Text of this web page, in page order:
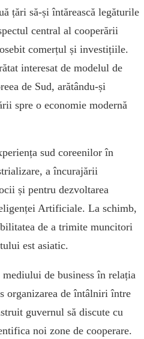
țări să-și întărească legăturile
central al cooperării
comerțul și investițiile.
interesat de modelul de
de Sud, arătându-și
spre o economie modernă
sud coreenilor în
a încurajării
și pentru dezvoltarea
Artificiale. La schimb,
de a trimite muncitori
est asiatic.
de business în relația
organizarea de întâlniri între
guvernul să discute cu
noi zone de cooperare.